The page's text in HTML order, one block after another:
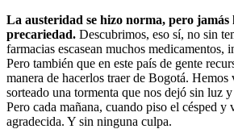
La austeridad se hizo norma, pero jamás
precariedad. Descubrimos, eso sí, no sin
farmacias escasean muchos medicamentos,
Pero también que en este país de gente
manera de hacerlos traer de Bogotá.
sorteado una tormenta que nos dejó sin luz
Pero cada mañana, cuando piso el césped y
agradecida. Y sin ninguna culpa.